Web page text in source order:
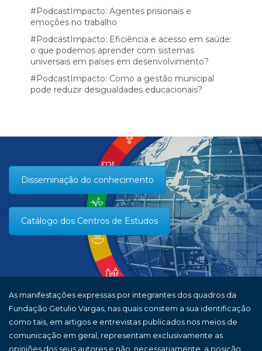
#PodcastImpacto: Agentes prisionais e
emoções no trabalho
#PodcastImpacto: Eficiência e acesso em saúde:
o que podemos aprender com sistemas
universais em países em desenvolvimento?
#PodcastImpacto: Como a gestão municipal
pode reduzir desigualdades educacionais?
Disseminação do conhecimento
Catálogo dos Centros de Estudos
As manifestações expressas por integrantes dos quadros da
Fundação Getulio Vargas, nas quais constem a sua identificação
como tais, em artigos e entrevistas publicados nos meios de
comunicação em geral, representam exclusivamente as
opiniões dos seus autores e não, necessariamente, a posição